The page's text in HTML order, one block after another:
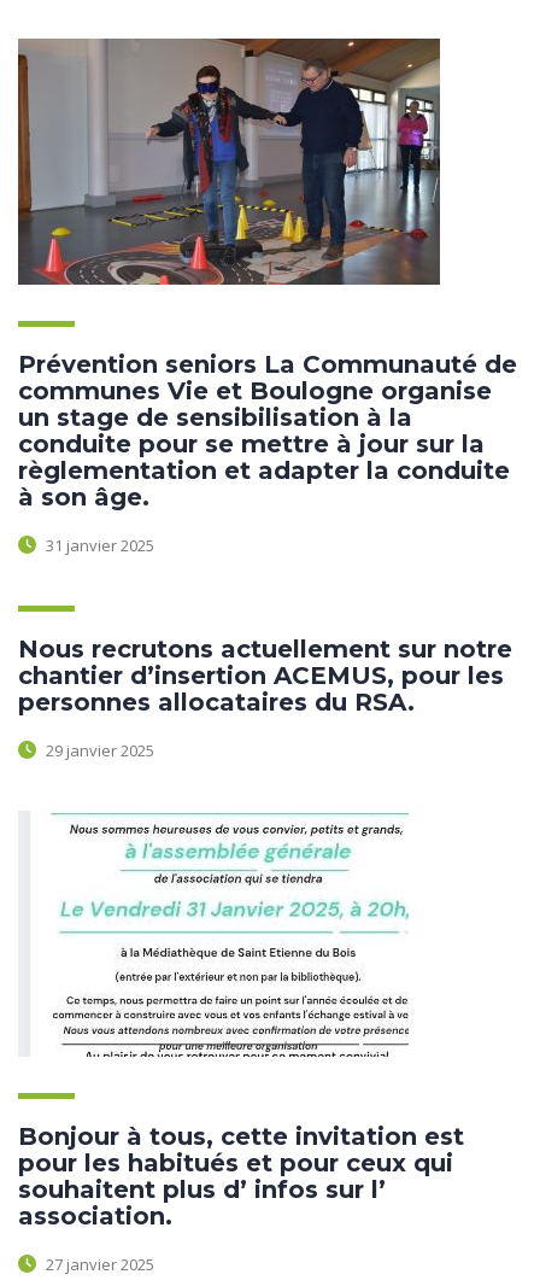
Prévention seniors La Communauté de
communes Vie et Boulogne organise
un stage de sensibilisation à la
conduite pour se mettre à jour sur la
règlementation et adapter la conduite
à son âge.
31 janvier 2025
Nous recrutons actuellement sur notre
chantier d’insertion ACEMUS, pour les
personnes allocataires du RSA.
29 janvier 2025
Bonjour à tous, cette invitation est
pour les habitués et pour ceux qui
souhaitent plus d’ infos sur l’
association.
27 janvier 2025